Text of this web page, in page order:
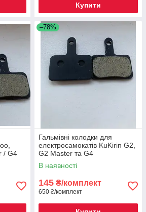
Купити
/ G4
–78%
Гальмівні колодки для
електросамокатів KuKirin G2,
G2 Master та G4
В наявності
145 ₴/комплект
650 ₴/комплект